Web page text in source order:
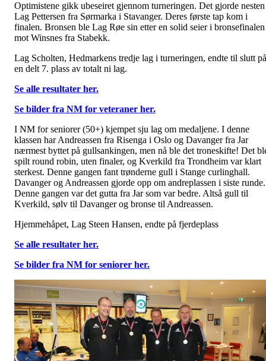
Optimistene gikk ubeseiret gjennom turneringen. Det gjorde nesten
Lag Pettersen fra Sørmarka i Stavanger. Deres første tap kom i
finalen. Bronsen ble Lag Røe sin etter en solid seier i bronsefinalen
mot Winsnes fra Stabekk.
Lag Scholten, Hedmarkens tredje lag i turneringen, endte til slutt på
en delt 7. plass av totalt ni lag.
Se alle resultater her.
Se bilder fra NM for veteraner her.
I NM for seniorer (50+) kjempet sju lag om medaljene. I denne
klassen har Andreassen fra Risenga i Oslo og Davanger fra Jar
nærmest byttet på gullsankingen, men nå ble det troneskifte! Det
spilt round robin, uten finaler, og Kverkild fra Trondheim var klart
sterkest. Denne gangen fant trønderne gull i Stange curlinghall.
Davanger og Andreassen gjorde opp om andreplassen i siste runde.
Denne gangen var det gutta fra Jar som var bedre. Altså gull til
Kverkild, sølv til Davanger og bronse til Andreassen.
Hjemmehåpet, Lag Steen Hansen, endte på fjerdeplass
Se alle resultater her.
Se bilder fra NM for seniorer her.